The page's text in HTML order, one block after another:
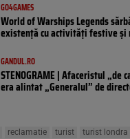
GO4GAMES
World of Warships Legends
existență cu activități festive și
GANDUL.RO
STENOGRAME | Afaceristul „de
era alintat „Generalul” de
reclamatie turist turist londra